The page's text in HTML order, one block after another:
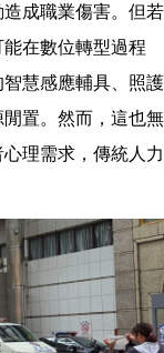
成職業傷害。但若
在數位轉型過程
慧感應輔具、照護
置。然而，這也無
理需求，傳統人力